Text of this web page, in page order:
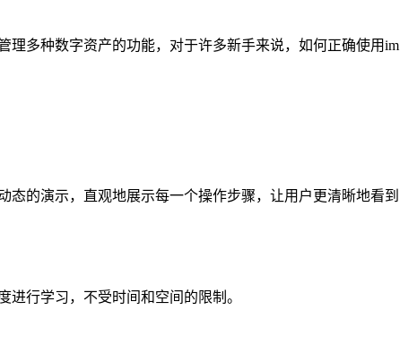
多种数字资产的功能，对于许多新手来说，如何正确使用im
的演示，直观地展示每一个操作步骤，让用户更清晰地看到
行学习，不受时间和空间的限制。